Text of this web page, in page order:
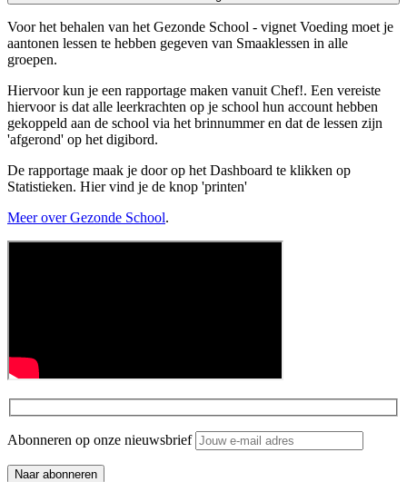
Voor het behalen van het Gezonde School - vignet Voeding moet je
aantonen lessen te hebben gegeven van Smaaklessen in alle
groepen.
Hiervoor kun je een rapportage maken vanuit Chef!. Een vereiste
hiervoor is dat alle leerkrachten op je school hun account hebben
gekoppeld aan de school via het brinnummer en dat de lessen zijn
'afgerond' op het digibord.
De rapportage maak je door op het Dashboard te klikken op
Statistieken. Hier vind je de knop 'printen'
Meer over Gezonde School.
Abonneren op onze nieuwsbrief